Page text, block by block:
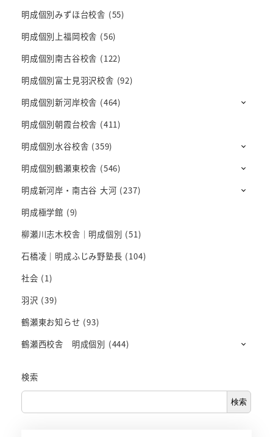
明成個別みずほ台校舎 (55)
明成個別上福岡校舎 (56)
明成個別南古谷校舎 (122)
明成個別富士見羽沢校舎 (92)
明成個別新河岸校舎 (464)
明成個別朝霞台校舎 (411)
明成個別水谷校舎 (359)
明成個別鶴瀬東校舎 (546)
明成新河岸・南古谷 大河 (237)
明成極学館 (9)
柳瀬川志木校舎｜明成個別 (51)
石橋凌｜明成ふじみ野塾長 (104)
社会 (1)
羽沢 (39)
鶴瀬東お知らせ (93)
鶴瀬西校舎 明成個別 (444)
検索
検索